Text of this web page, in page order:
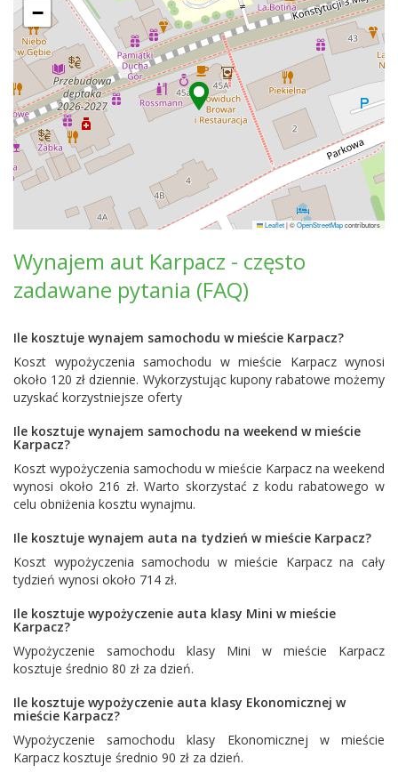
−
Leaflet|©OpenStreetMapcontributors
Wynajem aut Karpacz - często
zadawane pytania (FAQ)
Ile kosztuje wynajem samochodu w mieście Karpacz?
Koszt wypożyczenia samochodu w mieście Karpacz wynosi
około 120 zł dziennie. Wykorzystując kupony rabatowe możemy
uzyskać korzystniejsze oferty
Ile kosztuje wynajem samochodu na weekend w mieście
Karpacz?
Koszt wypożyczenia samochodu w mieście Karpacz na weekend
wynosi około 216 zł. Warto skorzystać z kodu rabatowego w
celu obniżenia kosztu wynajmu.
Ile kosztuje wynajem auta na tydzień w mieście Karpacz?
Koszt wypożyczenia samochodu w mieście Karpacz na cały
tydzień wynosi około 714 zł.
Ile kosztuje wypożyczenie auta klasy Mini w mieście
Karpacz?
Wypożyczenie samochodu klasy Mini w mieście Karpacz
kosztuje średnio 80 zł za dzień.
Ile kosztuje wypożyczenie auta klasy Ekonomicznej w
mieście Karpacz?
Wypożyczenie samochodu klasy Ekonomicznej w mieście
Karpacz kosztuje średnio 90 zł za dzień.